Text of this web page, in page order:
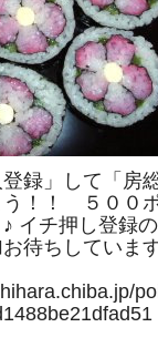
登録」して「房
！！ ５００
イチ押し登録
待ちしていま